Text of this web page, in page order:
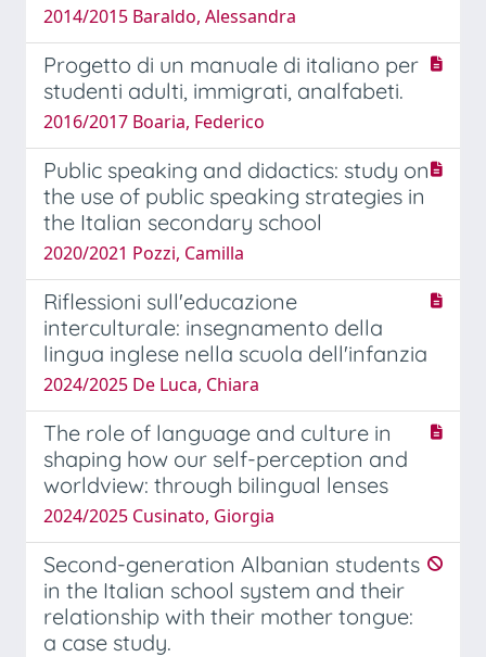
2014/2015 Baraldo, Alessandra
Progetto di un manuale di italiano per
studenti adulti, immigrati, analfabeti.
2016/2017 Boaria, Federico
Public speaking and didactics: study on
the use of public speaking strategies in
the Italian secondary school
2020/2021 Pozzi, Camilla
Riflessioni sull'educazione
interculturale: insegnamento della
lingua inglese nella scuola dell'infanzia
2024/2025 De Luca, Chiara
The role of language and culture in
shaping how our self-perception and
worldview: through bilingual lenses
2024/2025 Cusinato, Giorgia
Second-generation Albanian students
in the Italian school system and their
relationship with their mother tongue:
a case study.